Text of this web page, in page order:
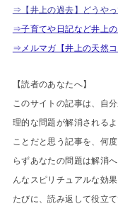
⇒【井上の過去】どうや
⇒子育てや日記など井上の
⇒メルマガ【井上の天然コ
【読者のあなたへ】
このサイトの記事は、自
理的な問題が解消される
ことだと思う記事を、何
らずあなたの問題は解消
んなスピリチュアルな効
たびに、読み返して役立て